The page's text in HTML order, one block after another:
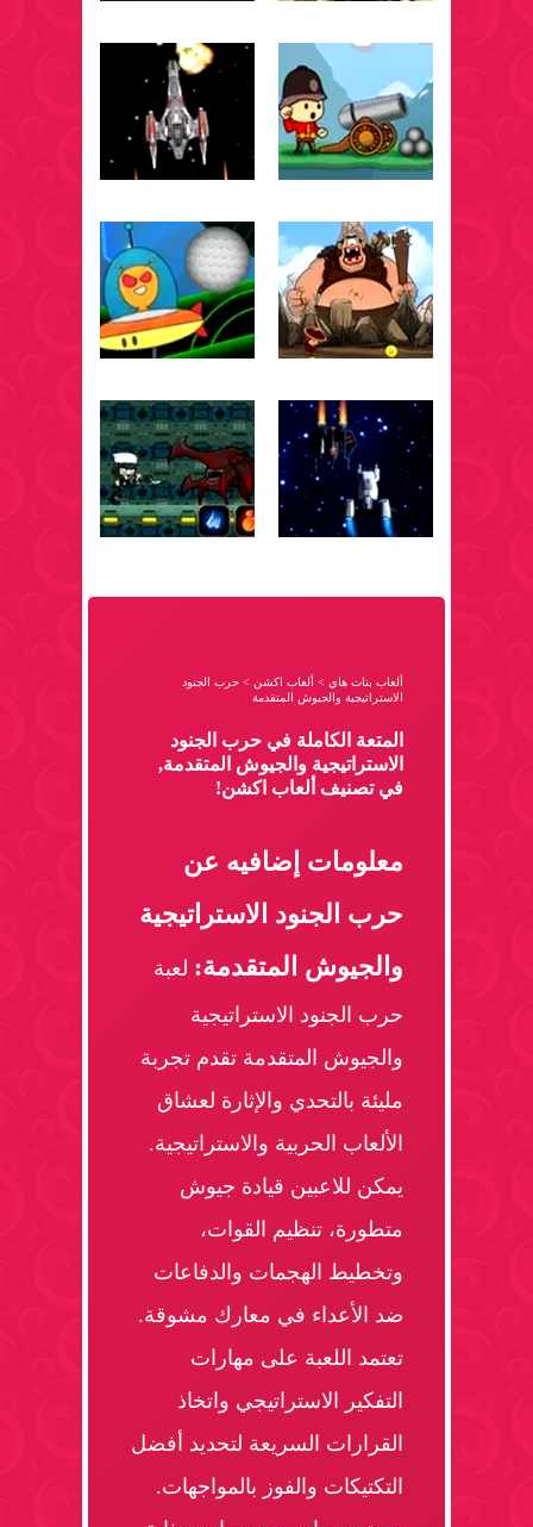
ألعاب بنات هاي > ألعاب اكشن > حرب الجنود
الاستراتيجية والجيوش المتقدمة
المتعة الكاملة في حرب الجنود
الاستراتيجية والجيوش المتقدمة,
في تصنيف ألعاب اكشن!
معلومات إضافيه عن
حرب الجنود الاستراتيجية
والجيوش المتقدمة: لعبة
حرب الجنود الاستراتيجية
والجيوش المتقدمة تقدم تجربة
مليئة بالتحدي والإثارة لعشاق
الألعاب الحربية والاستراتيجية.
يمكن للاعبين قيادة جيوش
متطورة، تنظيم القوات،
وتخطيط الهجمات والدفاعات
ضد الأعداء في معارك مشوقة.
تعتمد اللعبة على مهارات
التفكير الاستراتيجي واتخاذ
القرارات السريعة لتحديد أفضل
التكتيكات والفوز بالمواجهات.